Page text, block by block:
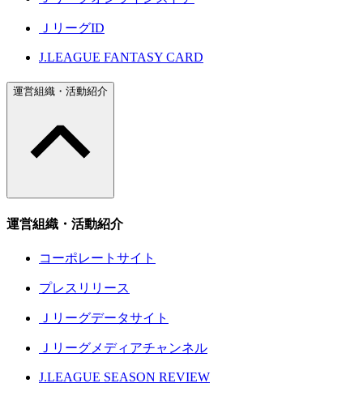
ＪリーグID
J.LEAGUE FANTASY CARD
運営組織・活動紹介
運営組織・活動紹介
コーポレートサイト
プレスリリース
Ｊリーグデータサイト
Ｊリーグメディアチャンネル
J.LEAGUE SEASON REVIEW